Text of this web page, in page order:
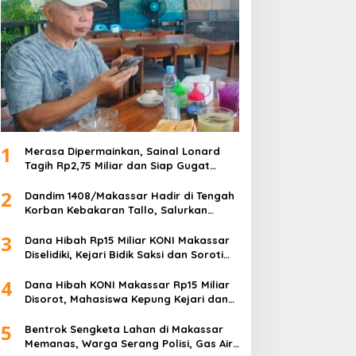
1
Merasa Dipermainkan, Sainal Lonard
Tagih Rp2,75 Miliar dan Siap Gugat
2
Dandim 1408/Makassar Hadir di Tengah
Korban Kebakaran Tallo, Salurkan
3
Dana Hibah Rp15 Miliar KONI Makassar
Diselidiki, Kejari Bidik Saksi dan Soroti
4
Dana Hibah KONI Makassar Rp15 Miliar
Disorot, Mahasiswa Kepung Kejari dan
5
Bentrok Sengketa Lahan di Makassar
Memanas, Warga Serang Polisi, Gas Air